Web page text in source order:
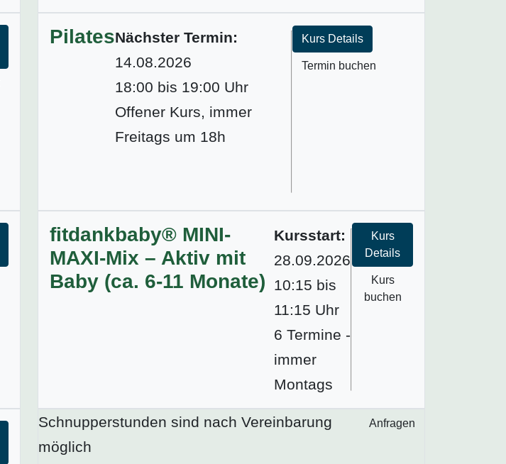
PilatesNächster Termin:
14.08.2026
18:00 bis 19:00 Uhr
Offener Kurs, immer
Freitags um 18h
Kurs Details
Termin buchen
fitdankbaby® MINI-
MAXI-Mix – Aktiv mit
Baby (ca. 6-11 Monate)
Kursstart:
28.09.2026
10:15 bis
11:15 Uhr
6 Termine -
immer
Montags
Kurs
Details
Kurs
buchen
Schnupperstunden sind nach Vereinbarung
möglich
Anfragen